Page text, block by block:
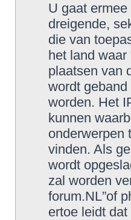
U gaat
dreigende,
die van
het land waar
plaatsen van
wordt
worden. Het
kunnen
onderwerpen
vinden. Als
wordt
zal worden
forum.NL”of
ertoe leidt